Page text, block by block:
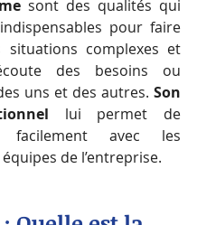
sont des qualités qui
pour faire
situations complexes et
des besoins ou
uns et des autres. Son
lui permet de
facilement avec les
de l’entreprise.